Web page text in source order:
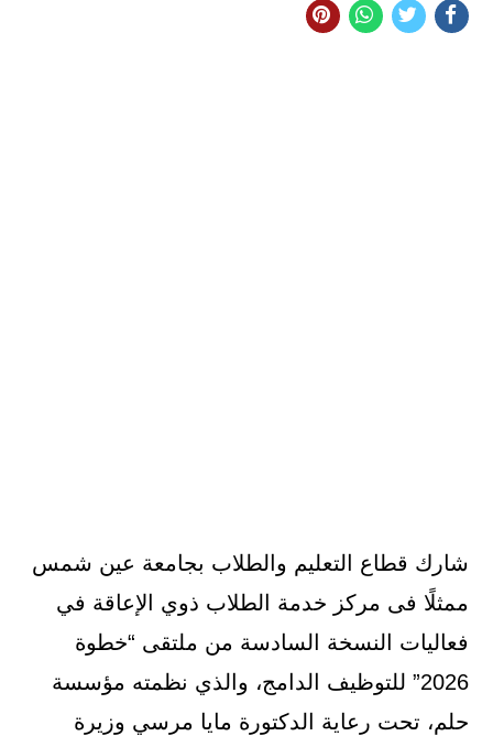
شارك قطاع التعليم والطلاب بجامعة عين شمس
ممثلًا فى مركز خدمة الطلاب ذوي الإعاقة في
فعاليات النسخة السادسة من ملتقى “خطوة
2026” للتوظيف الدامج، والذي نظمته مؤسسة
حلم، تحت رعاية الدكتورة مايا مرسي وزيرة